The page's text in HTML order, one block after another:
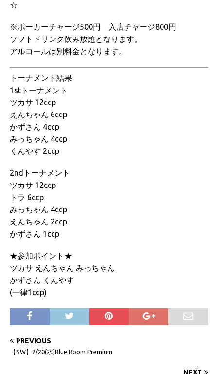
☆
※ポーカーチャージ500円 入店チャージ800円
ソフトドリンク飲み放題となります。
アルコールは別料金となります。
トーナメント結果
1stトーナメント
ツカサ 12ccp
えんちゃん 6ccp
かずさん 4ccp
みっちゃん 4ccp
くんやす 2ccp
2ndトーナメント
ツカサ 12ccp
トラ 6ccp
みっちゃん 4ccp
えんちゃん 2ccp
かずさん 1ccp
★参加ポイント★
ツカサ えんちゃん みっちゃん
かずさん くんやす
(一律1ccp)
PREVIOUS
【SW】2/20(水)Blue Room Premium
NEXT